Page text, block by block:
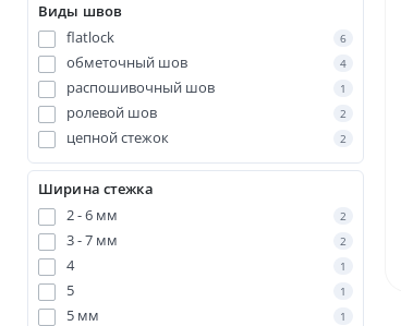
Виды швов
flatlock
6
обметочный шов 4
распошивочный шов 1
ролевой шов 2
цепной стежок 2
Ширина стежка
2 - 6 мм
2
3 - 7 мм 2
4 1
5 1
5 мм 1